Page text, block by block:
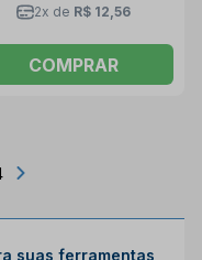
2x de R$ 12,56
COMPRAR
suas ferramentas